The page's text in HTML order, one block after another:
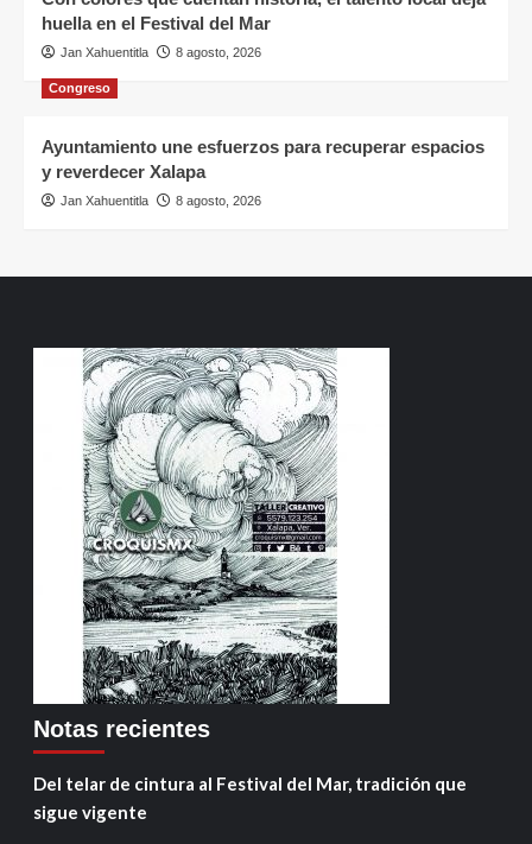
huella en el Festival del Mar
Jan Xahuentitla 8 agosto, 2026
Congreso
Ayuntamiento une esfuerzos para recuperar espacios
y reverdecer Xalapa
Jan Xahuentitla 8 agosto, 2026
Notas recientes
Del telar de cintura al Festival del Mar, tradición que
sigue vigente